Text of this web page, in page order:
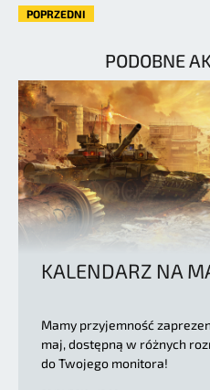
POPRZEDNI
PODOBNE
KALENDARZ NA
Mamy przyjemność
maj, dostępną w różnych
do Twojego monitora!